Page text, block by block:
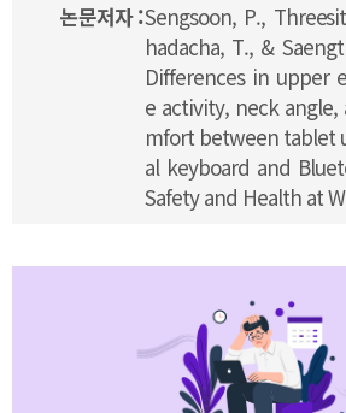
논문저자 :Sengsoon, P.,
hadacha, T., &
Differences in upper
e activity, neck
mfort between tablet
al keyboard and
Safety and Health at